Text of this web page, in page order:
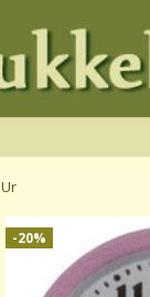
Ur
-20%